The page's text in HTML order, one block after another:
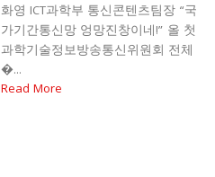
화영 ICT과학부 통신콘텐츠팀장 “국
가기간통신망 엉망진창이네!” 올 첫
과학기술정보방송통신위원회 전체
�...
Read More